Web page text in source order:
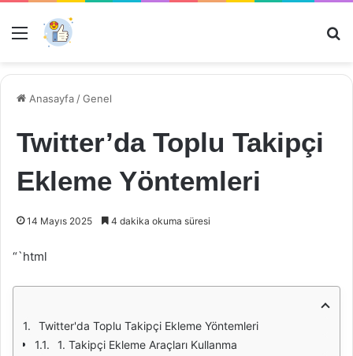
Menü
Anasayfa /Genel
Twitter’da Toplu Takipçi
Ekleme Yöntemleri
14 Mayıs 2025 4 dakika okuma süresi
“`html
Twitter'da Toplu Takipçi Ekleme Yöntemleri
1. Takipçi Ekleme Araçları Kullanma